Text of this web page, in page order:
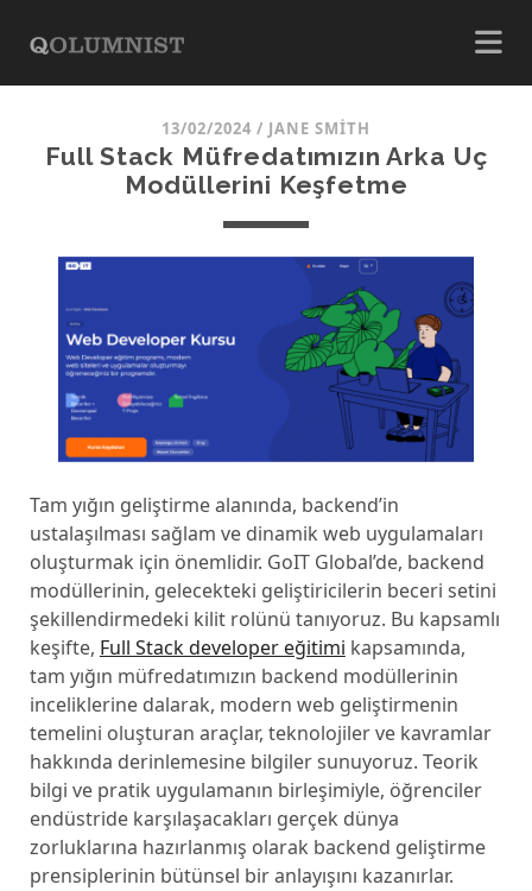
13/02/2024 / JANE SMITH
Full Stack Müfredatımızın Arka Uç
Modüllerini Keşfetme
Tam yığın geliştirme alanında, backend’in
ustalaşılması sağlam ve dinamik web uygulamaları
oluşturmak için önemlidir. GoIT Global’de, backend
modüllerinin, gelecekteki geliştiricilerin beceri setini
şekillendirmedeki kilit rolünü tanıyoruz. Bu kapsamlı
keşifte, Full Stack developer eğitimi kapsamında,
tam yığın müfredatımızın backend modüllerinin
inceliklerine dalarak, modern web geliştirmenin
temelini oluşturan araçlar, teknolojiler ve kavramlar
hakkında derinlemesine bilgiler sunuyoruz. Teorik
bilgi ve pratik uygulamanın birleşimiyle, öğrenciler
endüstride karşılaşacakları gerçek dünya
zorluklarına hazırlanmış olarak backend geliştirme
prensiplerinin bütünsel bir anlayışını kazanırlar.